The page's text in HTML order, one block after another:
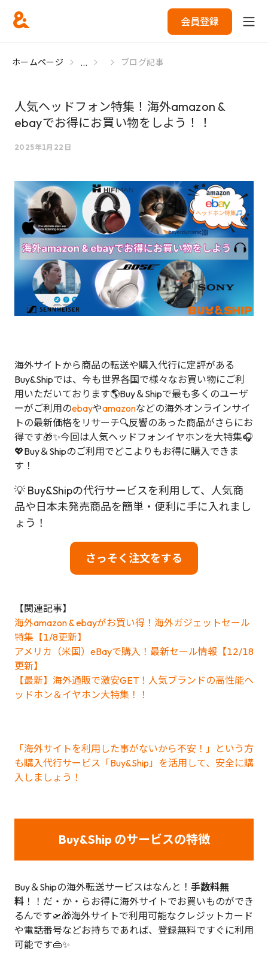
会員登録
ホームページ ... ブログ記事
人気ヘッドフォン特集！海外amazon &
ebayでお得にお買い物をしよう！！
2025年1月22日
海外サイトから商品の転送や購入代行に定評がある
Buy&Shipでは、今も世界各国で様々なお買い物にご利
用いただいております🌎Buy＆Shipで最も多くのユーザ
ーがご利用のebayやamazonなどの海外オンラインサイ
トの最新価格をリサーチ🔍反響のあった商品がさらにお
得です🎁✨今回は人気ヘッドフォンイヤホンを大特集🎧
💖Buy＆Shipのご利用でどこよりもお得に購入できま
す！
💡 Buy&Shipの代行サービスを利用して、人気商
品や日本未発売商品を簡単・便利に手に入れまし
ょう！
さっそく注文をする
【関連記事】
海外amazon & ebayがお買い得！海外ガジェットセール
特集【1/8更新】
アメリカ（米国）eBayで購入！最新セール情報【12/18
更新】
【最新】海外通販で激安GET！人気ブランドの高性能ヘ
ッドホン＆イヤホン大特集！！
「海外サイトを利用した事がないから不安！」という方
も購入代行サービス「Buy&Ship」を活用して、安全に購
入しましょう！
Buy&Ship のサービスの特徴
Buy＆Shipの海外転送サービスはなんと！ 手数料無
料 ！！だ・か・らお得に海外サイトでお買いものができ
るんです🛫🎁海外サイトで利用可能なクレジットカード
や電話番号などお持ちであれば、登録無料ですぐに利用
可能です👜✨